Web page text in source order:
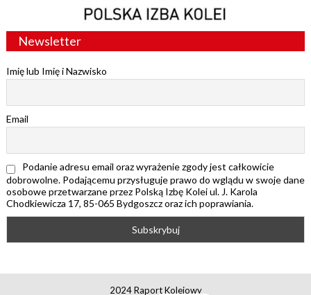
Newsletter
Imię lub Imię i Nazwisko
Email
Podanie adresu email oraz wyrażenie zgody jest całkowicie
dobrowolne. Podającemu przysługuje prawo do wglądu w swoje dane
osobowe przetwarzane przez Polską Izbę Kolei ul. J. Karola
Chodkiewicza 17, 85-065 Bydgoszcz oraz ich poprawiania.
2024 Raport Kolejowy